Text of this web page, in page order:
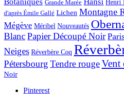
Grande Marée Hansi Henri
d'après Émile Gallé Lichen Montagne
Mégève Méribel Nouveautés
BlancPapier Découpé Noir
Neiges Réverbère Coq
Pétersbourg Tendre rougeVent
Noir
Pinterest